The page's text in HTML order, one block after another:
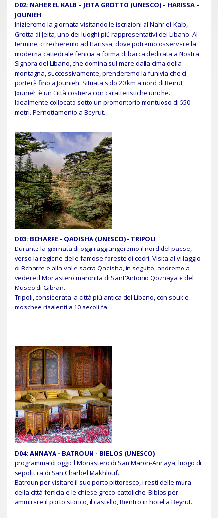
D02: NAHER EL KALB – JEITA GROTTO (UNESCO) – HARISSA –
JOUNIEH
Inizieremo la giornata visitando le iscrizioni al Nahr el-Kalb,
Grotta di Jeita, uno dei luoghi più rappresentativi del Libano. Al
termine, ci recheremo ad Harissa, dove potremo osservare la
moderna cattedrale fenicia a forma di barca dedicata a Nostra
Signora del Libano, che domina sul mare dalla cima della
montagna, successivamente, prenderemo la funivia che ci
porterà fino a Jounieh. Situata solo 20 km a nord di Beirut,
Jounieh è un Città costiera con caratteristiche uniche.
Idealmente collocato sotto un promontorio montuoso di 550
metri. Pernottamento a Beyrut.
D03: BCHARRE - QADISHA (UNESCO) - TRIPOLI
Durante la giornata di oggi raggiungeremo il nord del paese,
verso la regione delle famose foreste di cedri. Visita al villaggio
di Bcharre e alla valle sacra Qadisha, in seguito, andremo a
vedere il Monastero maronita di Sant'Antonio Qozhaya e del
Museo di Gibran.
Tripoli, considerata la città più antica del Libano, con souk e
moschee risalenti a 10 secoli fa.
D04: ANNAYA - BATROUN - BIBLOS (UNESCO)
programma di oggi: il Monastero di San Maron-Annaya, luogo di
sepoltura di San Charbel Makhlouf.
Batroun per visitare il suo porto pittoresco, i resti delle mura
della città fenicia e le chiese greco-cattoliche. Biblos per
ammirare il porto storico, il castello, Rientro in hotel a Beyrut.